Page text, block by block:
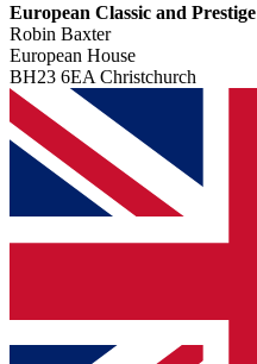
European Classic and Prestige
Robin Baxter
European House
BH23 6EA Christchurch